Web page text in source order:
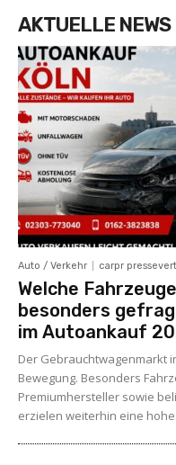
AKTUELLE NEWS
Auto / Verkehr carpr
Welche
besonders
im Autoankauf
Der Gebrauchtwagenmarkt
Bewegung. Besonders
Premiumhersteller sowie
erzielen weiterhin eine